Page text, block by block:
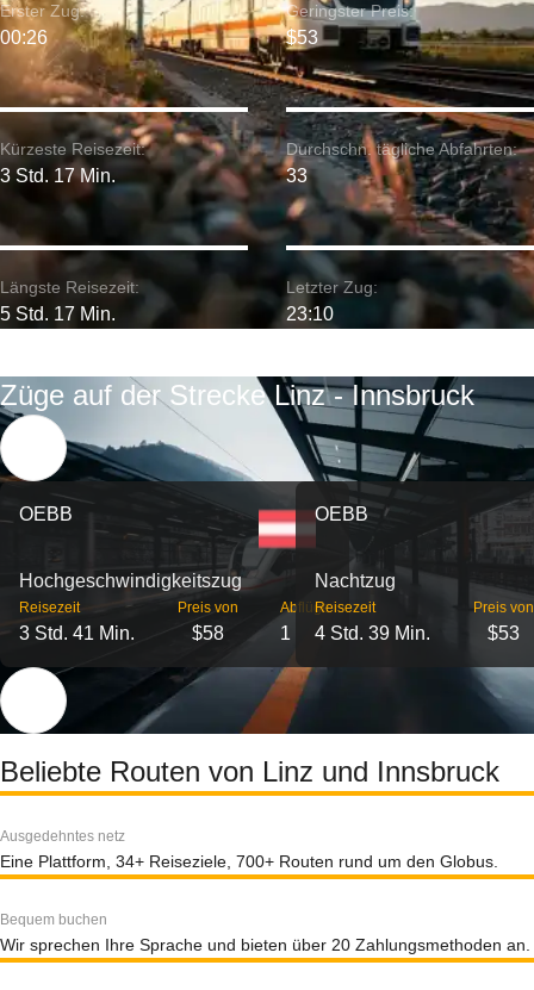
Kürzeste Reisezeit:
3 Std. 17 Min.
Erster Zug:
00:26
Längste Reisezeit:
5 Std. 17 Min.
Geringster Preis:
$53
Durchschn. tägliche Abfahrten:
33
Letzter Zug:
23:10
Züge auf der Strecke Linz - Innsbruck
OEBB
Hochgeschwindigkeitszug
Reisezeit
3 Std. 41 Min.
Preis von
$58
Abflüge
1
OEBB
Nachtzug
Reisezeit
4 Std. 39 Min.
Preis von
$53
Beliebte Routen von Linz und Innsbruck
Ausgedehntes netz
Eine Plattform, 34+ Reiseziele, 700+ Routen rund um den Globus.
Bequem buchen
Wir sprechen Ihre Sprache und bieten über 20 Zahlungsmethoden an.